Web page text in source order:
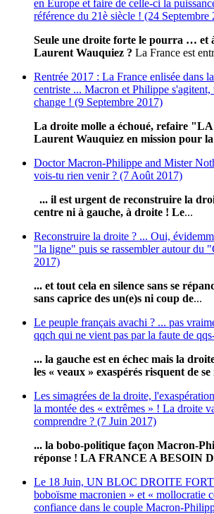
en Europe et faire de celle-ci la
référence du 21è siècle ! (24 Septembre
Seule une droite forte le pourra … et
Laurent Wauquiez ? La France est
Rentrée 2017 : La France enlisée dans
centriste ... Macron et Philippe
change ! (9 Septembre 2017)
La droite molle a échoué, refaire
Laurent Wauquiez en mission pour
Doctor Macron-Philippe and Mister
vois-tu rien venir ? (7 Août 2017)
... il est urgent de reconstruire la
centre ni à gauche, à droite ! Le...
Reconstruire la droite ? ... Oui,
"la ligne" puis se rassembler autour du
2017)
... et tout cela en silence sans se
sans caprice des un(e)s ni coup de...
Le peuple français avachi ? ... pas
qqch qui ne vient pas par la faute de
... la gauche est en échec mais la
les « veaux » exaspérés risquent de
Les simagrées de la droite,
la montée des « extrêmes » ! La droite
comprendre ? (7 Juin 2017)
... la bobo-politique façon Macron-
réponse ! LA FRANCE A BESOIN
Le 18 Juin, UN BLOC DROITE
boboïsme macronien » et « mollocratie
confiance dans le couple Macron-